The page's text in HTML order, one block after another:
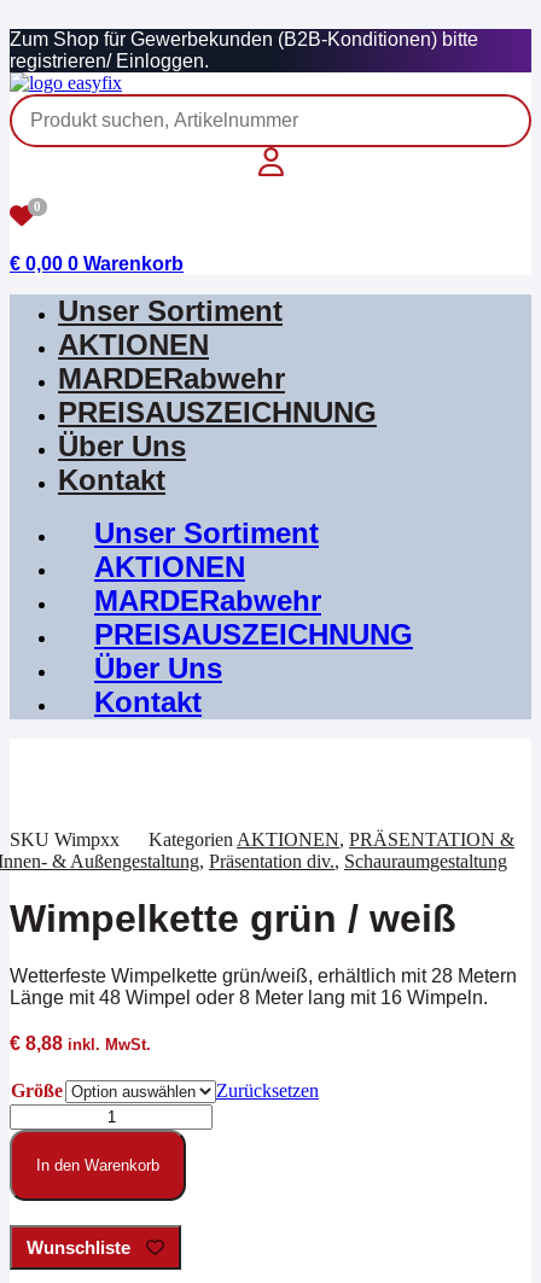
Inhalt
springen
Zum Shop für Gewerbekunden (B2B-Konditionen) bitte
registrieren/ Einloggen.
0
€ 0,00 0 Warenkorb
Unser Sortiment
AKTIONEN
MARDERabwehr
PREISAUSZEICHNUNG
Über Uns
Kontakt
Unser Sortiment
AKTIONEN
MARDERabwehr
PREISAUSZEICHNUNG
Über Uns
Kontakt
SKU Wimpxx Kategorien AKTIONEN, PRÄSENTATION &
& Außengestaltung, Präsentation div., Schauraumgestaltung
Wimpelkette grün / weiß
Wetterfeste Wimpelkette grün/weiß, erhältlich mit 28 Metern
Länge mit 48 Wimpel oder 8 Meter lang mit 16 Wimpeln.
€ 8,88 inkl. MwSt.
Größe
Zurücksetzen
grün
Menge
In den Warenkorb
Wunschliste